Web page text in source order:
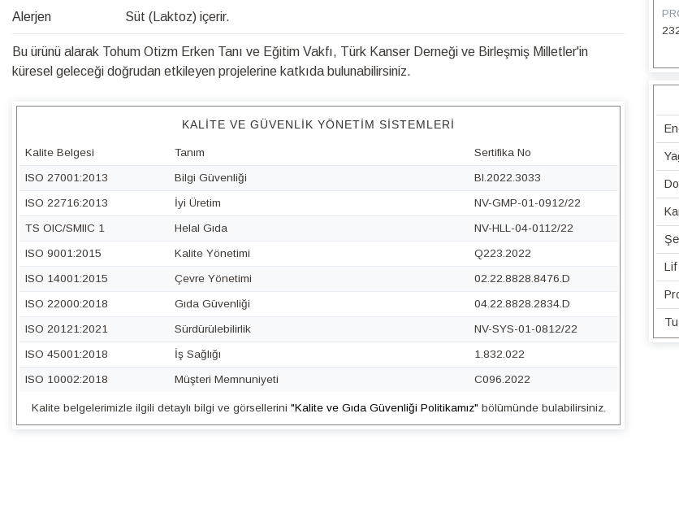
Lif
Alerjen Süt (Laktoz) içerir.
Bu ürünü alarak Tohum Otizm Erken Tanı ve Eğitim Vakfı, Türk Kanser Derneği ve Birleşmiş Milletler'in
küresel geleceği doğrudan etkileyen projelerine katkıda bulunabilirsiniz.
KALITE VE GÜVENLIK YÖNETIM SISTEMLERI
Kalite Belgesi Tanım Sertifika No
ISO 27001:2013 Bilgi Güvenliği BI.2022.3033
ISO 22716:2013 İyi Üretim NV-GMP-01-0912/22
TS OIC/SMIIC 1 Helal Gıda NV-HLL-04-0112/22
ISO 9001:2015 Kalite Yönetimi Q223.2022
ISO 14001:2015 Çevre Yönetimi 02.22.8828.8476.D
ISO 22000:2018 Gıda Güvenliği 04.22.8828.2834.D
ISO 20121:2021 Sürdürülebilirlik NV-SYS-01-0812/22
ISO 45001:2018 İş Sağlığı 1.832.022
ISO 10002:2018 Müşteri Memnuniyeti C096.2022
Kalite belgelerimizle ilgili detaylı bilgi ve görsellerini "Kalite ve Gıda Güvenliği Politikamız" bölümünde bulabilirsiniz.